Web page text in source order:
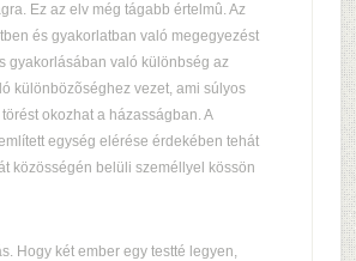
Ez az elv még tágabb értelmû. Az
és gyakorlatban való megegyezést
gyakorlásában való különbség az
különbözõséghez vezet, ami súlyos
okozhat a házasságban. A
egység elérése érdekében tehát
közösségén belüli személlyel kössön
Hogy két ember egy testté legyen,